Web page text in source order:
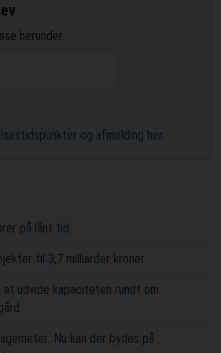
herunder.
og afmelding her.
på lånt tid
til 3,7 milliarder kroner
udvide kapaciteten rundt om
Nu kan der bydes på